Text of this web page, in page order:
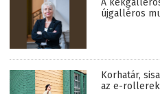
A
újgalléros
Korhatár,
az e-